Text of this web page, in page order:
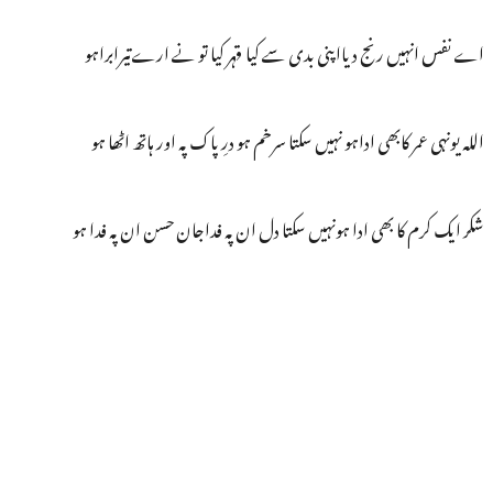
اے نفس انہیں رنج دیااپنی بدی سے کیا قہر کیا تو نے ارےتیرابراہو
اللہ یونہی عمر کابھی اداہو نہیں سکتا سرخم ہو درِ پاک پہ اور ہاتھ اٹھا ہو
شکر ایک کرم کا بھی ادا ہونہیں سکتا دل ان پہ فداجان حسن ان پہ فدا ہو